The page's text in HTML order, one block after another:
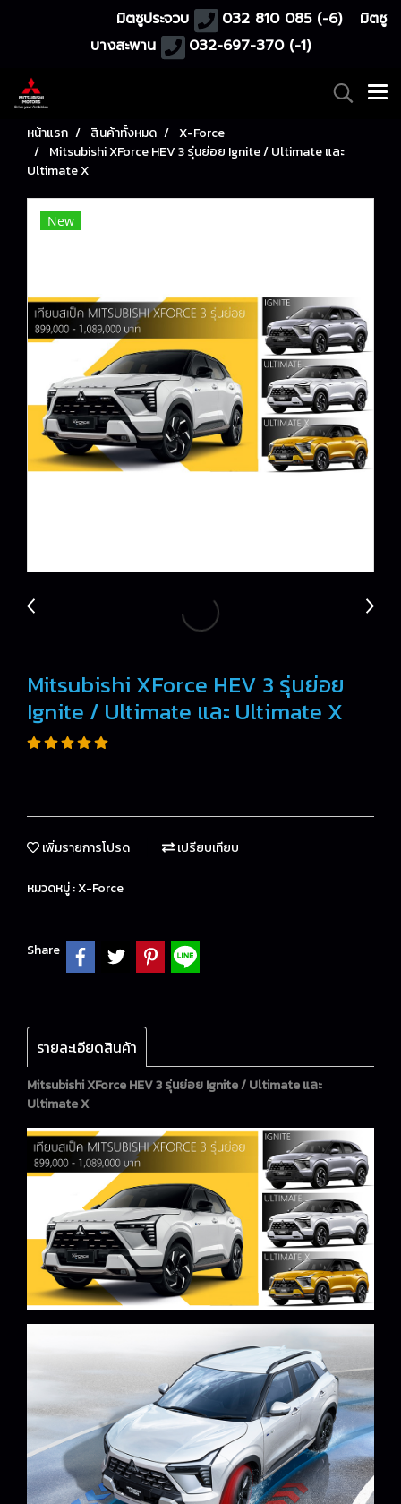
มิตซูประจวบ 032 810 085 (-6)
มิตซู
บางสะพาน
032-697-370 (-1)
หน้าแรก สินค้าทั้งหมด
X-Force
Mitsubishi XForce HEV 3 รุ่นย่อย Ignite / Ultimate และ
Ultimate X
New
Mitsubishi XForce HEV 3 รุ่นย่อย
Ignite / Ultimate และ Ultimate X
เพิ่มรายการโปรด เปรียบเทียบ
หมวดหมู่ :X-Force
Share
รายละเอียดสินค้า
Mitsubishi XForce HEV 3 รุ่นย่อย Ignite / Ultimate และ
Ultimate X